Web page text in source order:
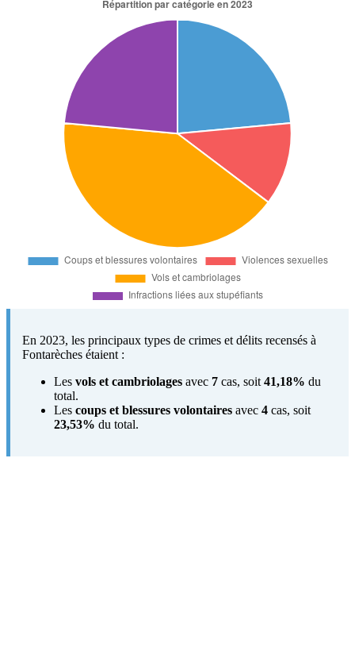
En 2023, les principaux types de crimes et délits recensés à
Fontarèches étaient :
Les vols et cambriolages avec 7 cas, soit 41,18% du
total.
Les coups et blessures volontaires avec 4 cas, soit
23,53% du total.